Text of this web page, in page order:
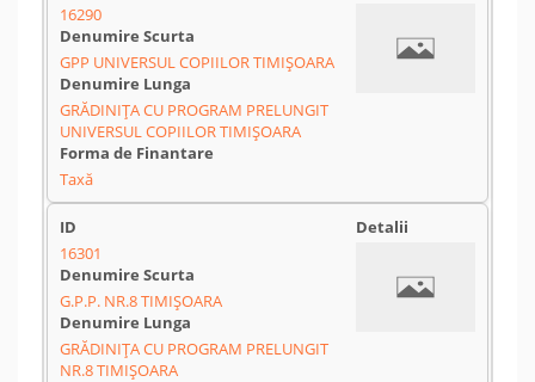
16290
GPP UNIVERSUL COPIILOR TIMIȘOARA
GRĂDINIȚA CU PROGRAM PRELUNGIT
UNIVERSUL COPIILOR TIMIȘOARA
Taxă
16301
G.P.P. NR.8 TIMIȘOARA
GRĂDINIȚA CU PROGRAM PRELUNGIT
NR.8 TIMIȘOARA